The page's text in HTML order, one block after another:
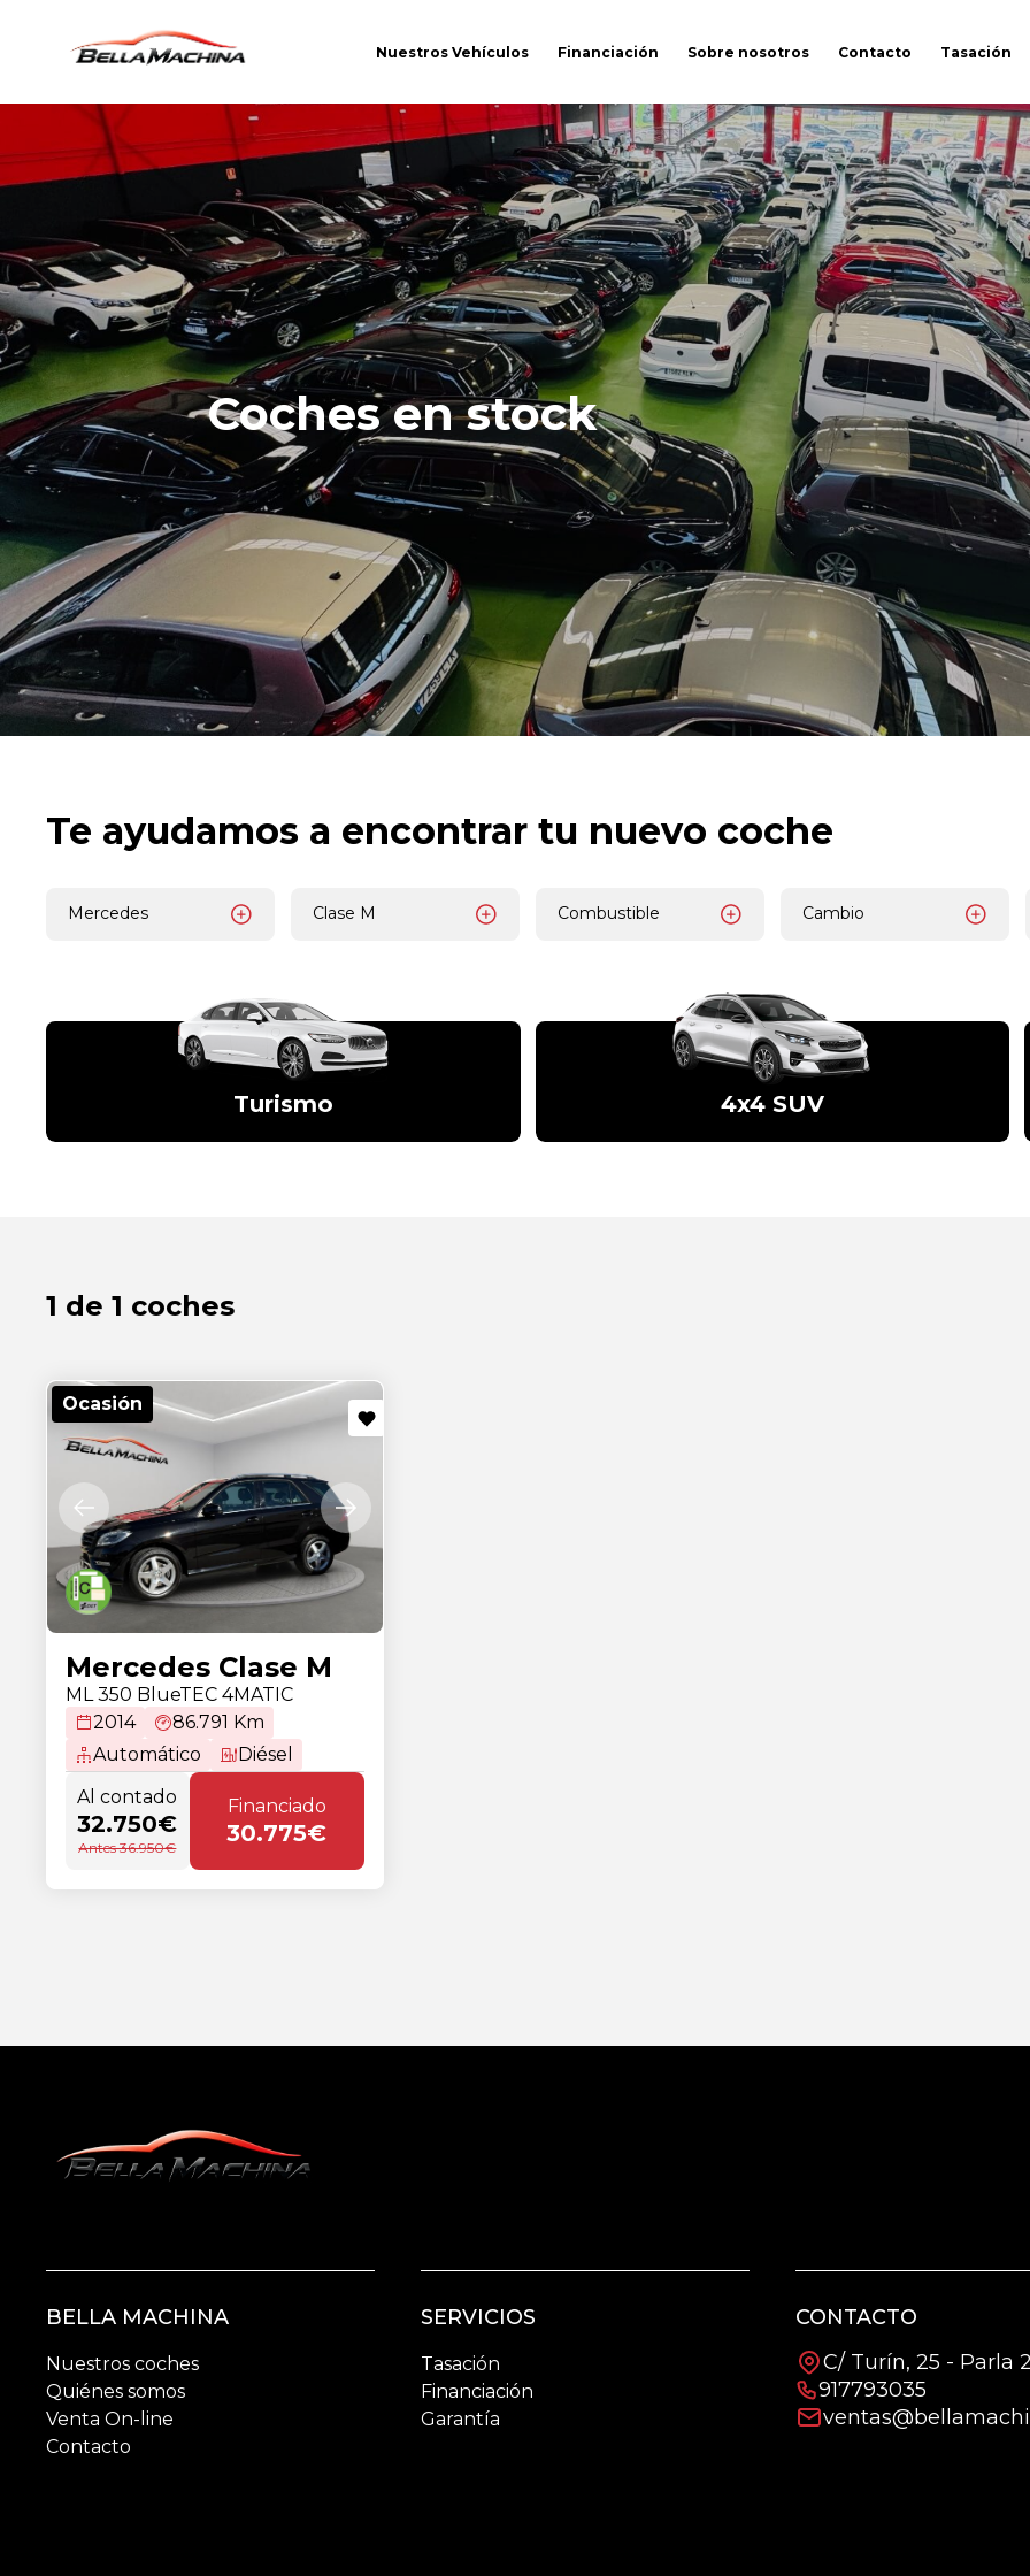
Nuestros Vehículos Financiación Sobre nosotros Contacto Tasación
Coches en stock
Te ayudamos a encontrar tu nuevo coche
Mercedes Clase M Combustible Cambio
Turismo 4x4 SUV
1 de 1 coches
Ocasión
Mercedes Clase M
ML 350 BlueTEC 4MATIC
2014
86.791 Km
Automático
Diésel
Al contado
32.750€
Antes 36.950€
Financiado
30.775€
BELLA MACHINA
Nuestros coches
Quiénes somos
Venta On-line
Contacto
SERVICIOS
Tasación
Financiación
Garantía
CONTACTO
C/ Turín, 25 - Parla
917793035